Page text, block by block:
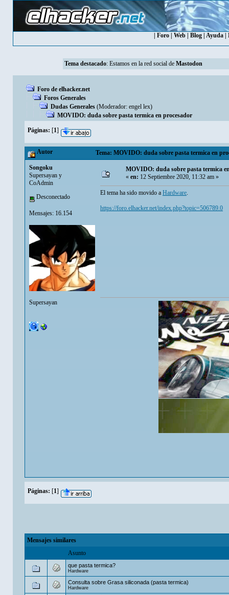
Foro Web Blog Ayuda
Tema destacado: Estamos en la red social de Mastodon
Foro de elhacker.net
Foros Generales
Dudas Generales (Moderador: engel lex)
MOVIDO: duda sobre pasta termica en procesador
Páginas: [1]
Autor Tema: MOVIDO: duda sobre pasta termica en
Songoku
Supersayan y
CoAdmin
Desconectado
Mensajes: 16.154
Supersayan
MOVIDO: duda sobre pasta termica
«en:12 Septiembre 2020, 11:32 am »
El tema ha sido movido aHardware.
https://foro.elhacker.net/index.php?topic=506789.0
Páginas: [1]
Mensajes similares
Asunto
que pasta termica?
Hardware
Consulta sobre Grasa siliconada (pasta termica)
Hardware